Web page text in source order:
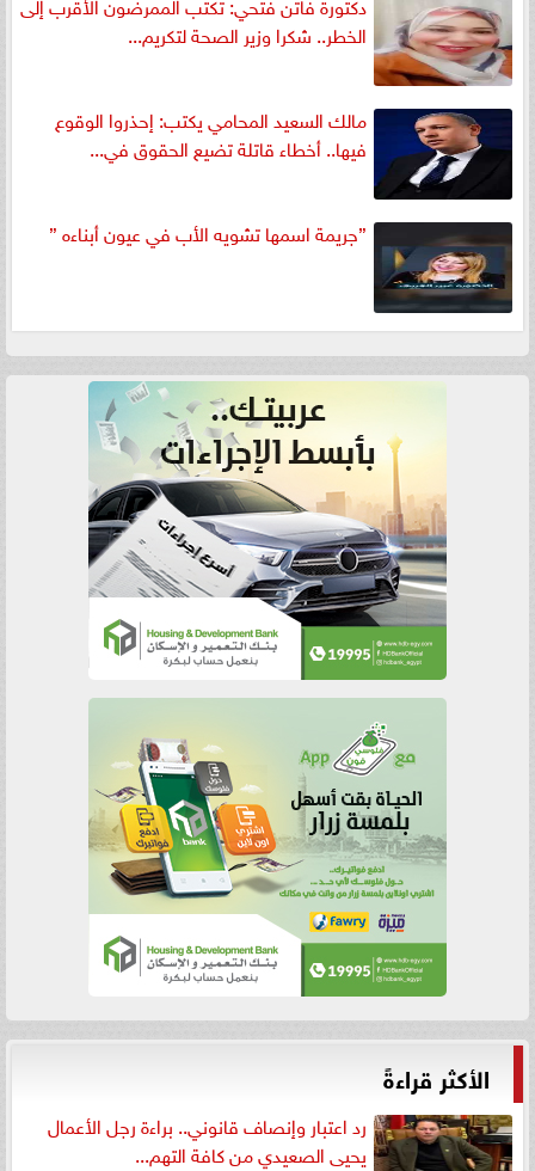
الخطر.. شكرا وزير الصحة لتكريم...
مالك السعيد المحامي يكتب: إحذروا الوقوع
فيها.. أخطاء قاتلة تضيع الحقوق في...
”جريمة اسمها تشويه الأب في عيون أبناءه ”
الأكثر قراءةً
رد اعتبار وإنصاف قانوني.. براءة رجل الأعمال
يحيى الصعيدي من كافة التهم...